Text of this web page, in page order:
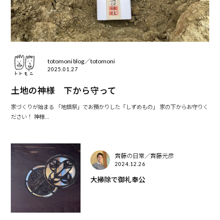
totomoni blog／totomoni
2025.01.27
土地の神様 下から守って
家づくりが始まる 「地鎮祭」でお預かりした「しずめもの」 家の下からお守りく
ださい！ 神様...
齊藤の日常／齊藤元彦
2024.12.26
大掃除で御礼奉公